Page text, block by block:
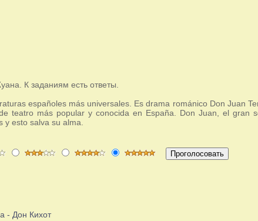
К заданиям есть ответы.
españoles más universales. Es drama románico Don Juan
teatro más popular y conocida en España. Don Juan, el gran
esto salva su alma.
- Дон Кихот